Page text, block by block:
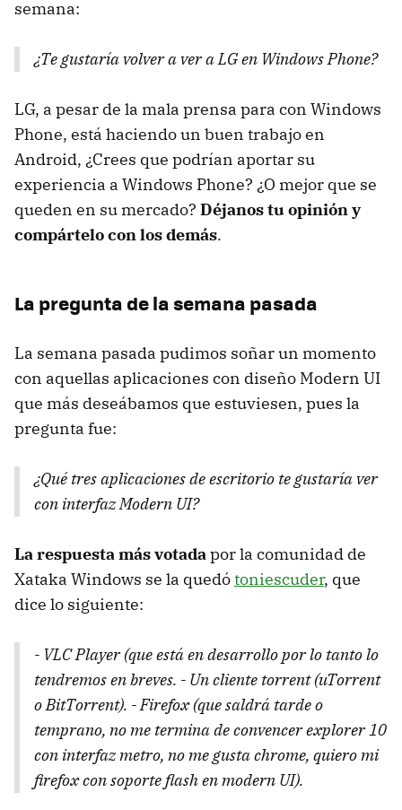
semana:
¿Te gustaría volver a ver a LG en Windows Phone?
LG, a pesar de la mala prensa para con Windows
Phone, está haciendo un buen trabajo en
Android, ¿Crees que podrían aportar su
experiencia a Windows Phone? ¿O mejor que se
queden en su mercado? Déjanos tu opinión y
compártelo con los demás.
La pregunta de la semana pasada
La semana pasada pudimos soñar un momento
con aquellas aplicaciones con diseño Modern UI
que más deseábamos que estuviesen, pues la
pregunta fue:
¿Qué tres aplicaciones de escritorio te gustaría ver
con interfaz Modern UI?
La respuesta más votadapor la comunidad de
Xataka Windows se la quedótoniescuder, que
dice lo siguiente:
- VLC Player (que está en desarrollo por lo tanto lo
tendremos en breves. - Un cliente torrent (uTorrent
o BitTorrent). - Firefox (que saldrá tarde o
temprano, no me termina de convencer explorer 10
con interfaz metro, no me gusta chrome, quiero mi
firefox con soporte flash en modern UI).